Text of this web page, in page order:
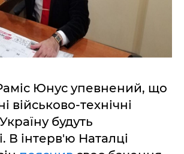
Юнус упевнений, що
військово-технічні
будуть
В інтерв'ю Наталці